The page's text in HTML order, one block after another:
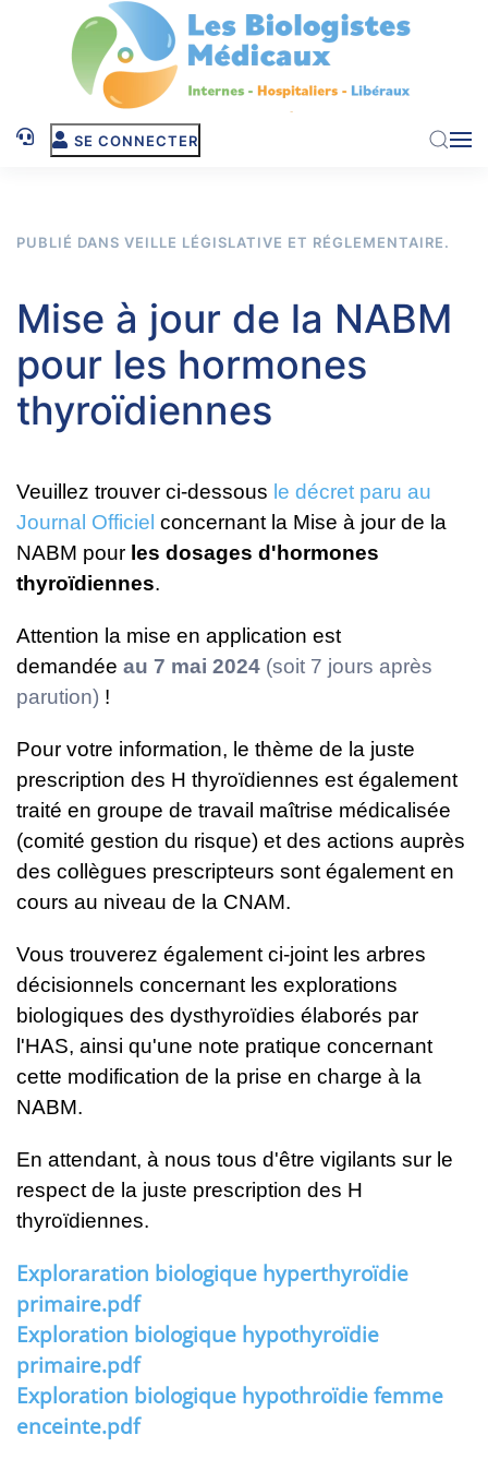
Skip to main content
SE CONNECTER
PUBLIÉ DANS VEILLE LÉGISLATIVE ET RÉGLEMENTAIRE.
Mise à jour de la NABM
pour les hormones
thyroïdiennes
Veuillez trouver ci-dessous le décret paru au
Journal Officiel concernant la Mise à jour de la
NABM pour les dosages d'hormones
thyroïdiennes.
Attention la mise en application est
demandée au 7 mai 2024 (soit 7 jours après
parution) !
Pour votre information, le thème de la juste
prescription des H thyroïdiennes est également
traité en groupe de travail maîtrise médicalisée
(comité gestion du risque) et des actions auprès
des collègues prescripteurs sont également en
cours au niveau de la CNAM.
Vous trouverez également ci-joint les arbres
décisionnels concernant les explorations
biologiques des dysthyroïdies élaborés par
l'HAS, ainsi qu'une note pratique concernant
cette modification de la prise en charge à la
NABM.
En attendant, à nous tous d'être vigilants sur le
respect de la juste prescription des H
thyroïdiennes.
Exploraration biologique hyperthyroïdie
primaire.pdf
Exploration biologique hypothyroïdie
primaire.pdf
Exploration biologique hypothroïdie femme
enceinte.pdf